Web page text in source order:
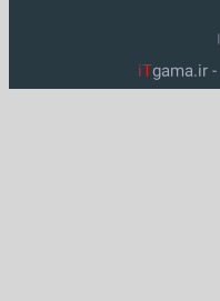
iTgama.ir